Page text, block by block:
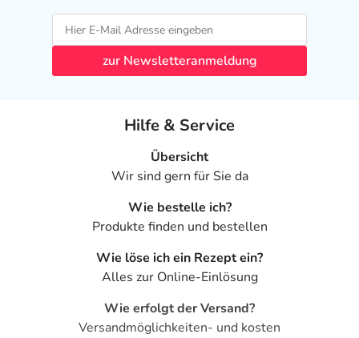
zur Newsletteranmeldung
Hilfe & Service
Übersicht
Wir sind gern für Sie da
Wie bestelle ich?
Produkte finden und bestellen
Wie löse ich ein Rezept ein?
Alles zur Online-Einlösung
Wie erfolgt der Versand?
Versandmöglichkeiten- und kosten